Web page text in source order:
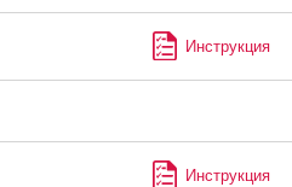
Инструкция
Инструкция